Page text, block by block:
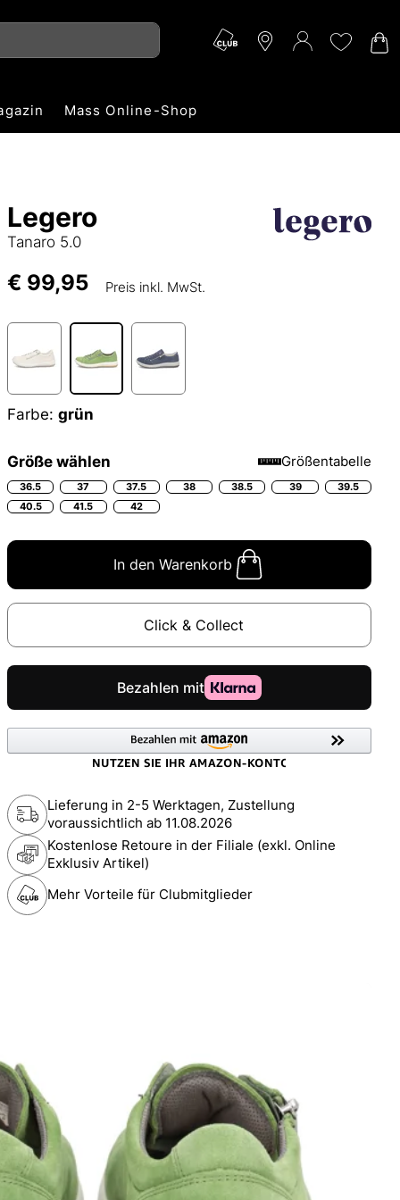
Mass Online-Shop
Legero
Tanaro 5.0
€ 99,95 Preis inkl. MwSt.
Farbe: grün
Größe wählen Größentabelle
36.5 37 37.5 38 38.5 39
39.5
40.5
41.5 42
In den Warenkorb
Click & Collect
Lieferung in 2-5 Werktagen, Zustellung
voraussichtlich ab 11.08.2026
Kostenlose Retoure in der Filiale (exkl. Online
Exklusiv Artikel)
Mehr Vorteile für Clubmitglieder